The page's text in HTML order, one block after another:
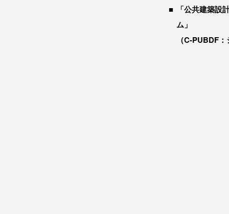
「公共建築設
ム」
（C-PUBDF